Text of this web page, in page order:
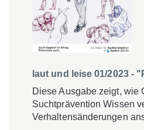
laut und leise 01/2023 -
Diese Ausgabe zeigt, wie
Suchtprävention Wissen
Verhaltensänderungen